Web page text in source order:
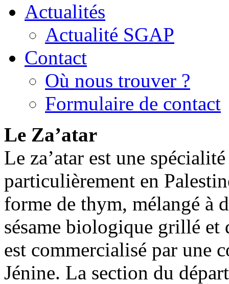
Actualités
Actualité SGAP
Contact
Où nous trouver ?
Formulaire de contact
Le Za’atar
Le za’atar est une
particulièrement en
forme de thym, mélangé à
sésame biologique grillé
est commercialisé par une
Jénine. La section du